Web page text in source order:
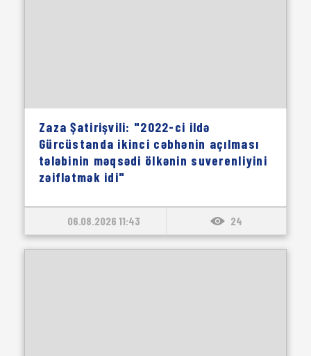
Zaza Şatirişvili: "2022-ci ildə
Gürcüstanda ikinci cəbhənin açılması
tələbinin məqsədi ölkənin suverenliyini
zəiflətmək idi"
06.08.2026 11:43 24